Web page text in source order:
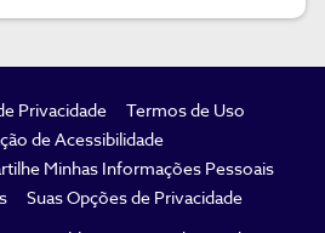
Privacidade
Termos de Uso
de Acessibilidade
Minhas Informações Pessoais
Suas Opções de Privacidade